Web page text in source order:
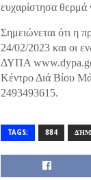
ευχαρίστησα θερμά
Σημειώνεται ότι η
24/02/2023 και οι
ΔΥΠΑ
Κέντρο Διά Βίου
2493493615.
TAGS: 884